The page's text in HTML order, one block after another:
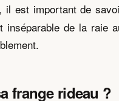
il est important de
inséparable de la raie
frange rideau ?